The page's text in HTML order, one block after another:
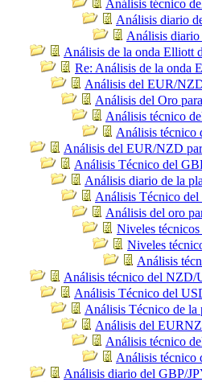
Análisis técnico
Análisis diario
Análisis
Análisis de la onda Elliott
Re: Análisis de la onda
Análisis del EUR/
Análisis del Oro
Análisis técnico
Análisis
Análisis del EUR/NZD
Análisis Técnico del
Análisis diario de la
Análisis Técnico
Análisis del oro
Niveles
Niveles
Análisis
Análisis técnico del NZD/
Análisis Técnico del
Análisis Técnico de la
Análisis del
Análisis técnico
Análisis técnico
Análisis diario del GBP/